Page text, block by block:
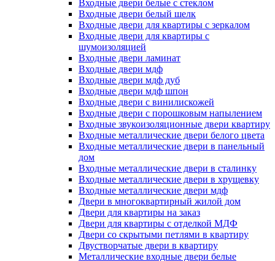
Входные двери белые с стеклом
Входные двери белый шелк
Входные двери для квартиры с зеркалом
Входные двери для квартиры с
шумоизоляцией
Входные двери ламинат
Входные двери мдф
Входные двери мдф дуб
Входные двери мдф шпон
Входные двери с винилискожей
Входные двери с порошковым напылением
Входные звукоизоляционные двери квартиру
Входные металлические двери белого цвета
Входные металлические двери в панельный
дом
Входные металлические двери в сталинку
Входные металлические двери в хрущевку
Входные металлические двери мдф
Двери в многоквартирный жилой дом
Двери для квартиры на заказ
Двери для квартиры с отделкой МДФ
Двери со скрытыми петлями в квартиру
Двустворчатые двери в квартиру
Металлические входные двери белые